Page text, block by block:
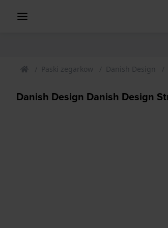
Paski zegarkow Danish Design
Danish Design Danish Design